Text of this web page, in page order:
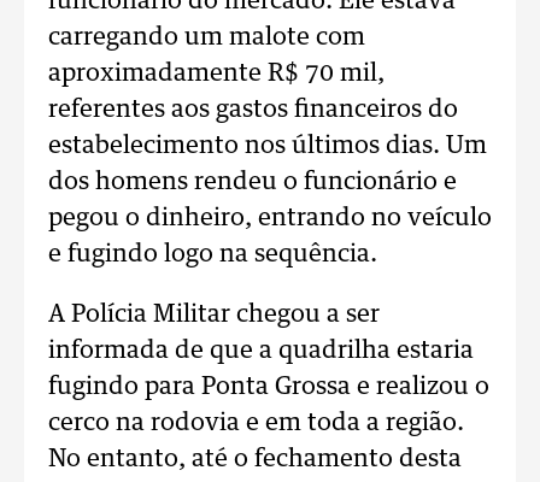
carregando um malote com
aproximadamente R$ 70 mil,
referentes aos gastos financeiros do
estabelecimento nos últimos dias. Um
dos homens rendeu o funcionário e
pegou o dinheiro, entrando no veículo
e fugindo logo na sequência.
A Polícia Militar chegou a ser
informada de que a quadrilha estaria
fugindo para Ponta Grossa e realizou o
cerco na rodovia e em toda a região.
No entanto, até o fechamento desta